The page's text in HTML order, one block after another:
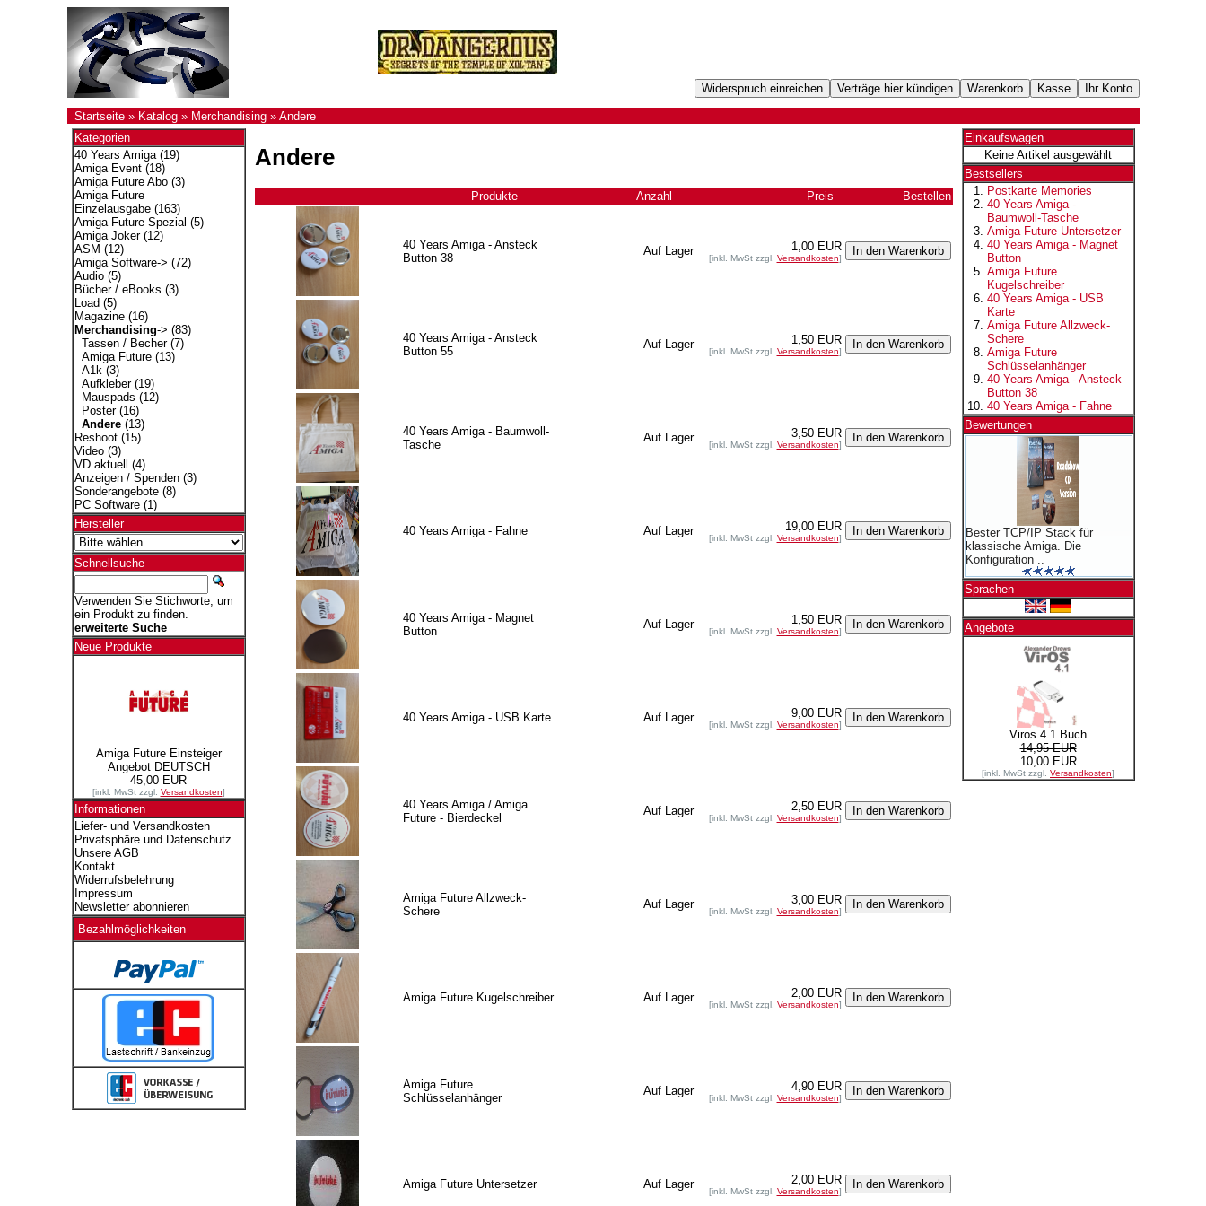
Startseite» Katalog» Merchandising» Andere
Kategorien
40 Years Amiga(19)
Amiga Event(18)
Amiga Future Abo(3)
Amiga Future
Einzelausgabe(163)
Amiga Future Spezial (5)
Amiga Joker(12)
ASM (12)
Amiga Software-> (72)
Audio(5)
Bücher / eBooks (3)
Load (5)
Magazine(16)
Merchandising-> (83)
Tassen / Becher(7)
Amiga Future(13)
A1k(3)
Aufkleber(19)
Mauspads (12)
Poster(16)
Andere(13)
Reshoot(15)
Video(3)
VD aktuell
(4)
Anzeigen / Spenden(3)
Sonderangebote(8)
PC Software(1)
Hersteller
Schnellsuche
Verwenden Sie Stichworte, um
ein Produkt zu finden.
erweiterte Suche
Neue Produkte
Amiga Future Einsteiger
Angebot DEUTSCH
45,00 EUR
[inkl. MwSt zzgl. Versandkosten]
Informationen
Liefer- und Versandkosten
Privatsphäre und Datenschutz
Unsere AGB
Kontakt
Widerrufsbelehrung
Impressum
Newsletter abonnieren
Bezahlmöglichkeiten
Andere
Produkte Anzahl Preis Bestellen
40 Years Amiga - Ansteck
Button 38
Auf Lager 1,00 EUR
[inkl. MwSt zzgl. Versandkosten]
40 Years Amiga - Ansteck
Button 55
Auf Lager 1,50 EUR
[inkl. MwSt zzgl. Versandkosten]
40 Years Amiga - Baumwoll-
Tasche
Auf Lager 3,50 EUR
[inkl. MwSt zzgl. Versandkosten]
40 Years Amiga - Fahne Auf Lager 19,00 EUR
[inkl. MwSt zzgl. Versandkosten]
40 Years Amiga - Magnet
Button
Auf Lager 1,50 EUR
[inkl. MwSt zzgl. Versandkosten]
40 Years Amiga - USB Karte Auf Lager 9,00 EUR
[inkl. MwSt zzgl. Versandkosten]
40 Years Amiga / Amiga
Future - Bierdeckel
Auf Lager 2,50 EUR
[inkl. MwSt zzgl. Versandkosten]
Amiga Future Allzweck-
Schere
Auf Lager 3,00 EUR
[inkl. MwSt zzgl. Versandkosten]
Amiga Future Kugelschreiber Auf Lager 2,00 EUR
[inkl. MwSt zzgl. Versandkosten]
Amiga Future
Schlüsselanhänger
Auf Lager 4,90 EUR
[inkl. MwSt zzgl. Versandkosten]
Amiga Future Untersetzer Auf Lager 2,00 EUR
[inkl. MwSt zzgl. Versandkosten]
Einkaufswagen
Keine Artikel ausgewählt
Bestsellers
Postkarte Memories
40 Years Amiga -
Baumwoll-Tasche
Amiga Future Untersetzer
40 Years Amiga - Magnet
Button
Amiga Future
Kugelschreiber
40 Years Amiga - USB
Karte
Amiga Future Allzweck-
Schere
Amiga Future
Schlüsselanhänger
40 Years Amiga - Ansteck
Button 38
40 Years Amiga - Fahne
Bewertungen
Bester TCP/IP Stack für
klassische Amiga. Die
Konfiguration ..
Sprachen
Angebote
Viros 4.1 Buch
14,95 EUR
10,00 EUR
[inkl. MwSt zzgl. Versandkosten]